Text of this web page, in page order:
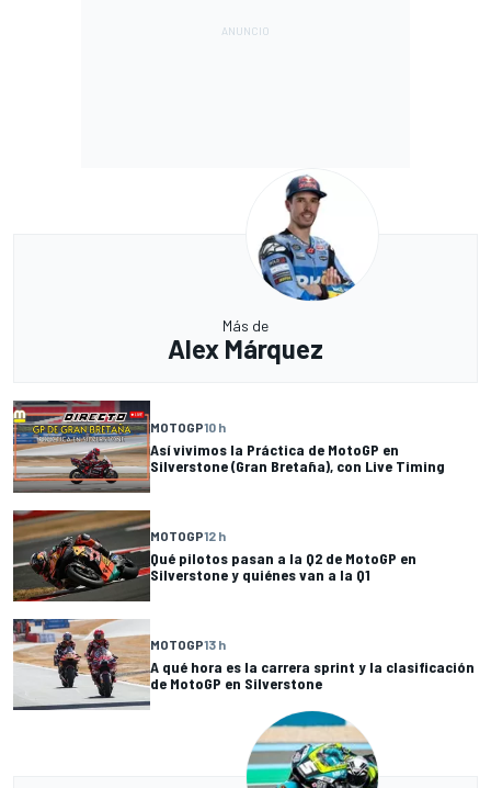
Más de
Alex Márquez
MOTOGP10 h
Así vivimos la Práctica de MotoGP en
Silverstone (Gran Bretaña), con Live Timing
MOTOGP12 h
Qué pilotos pasan a la Q2 de MotoGP en
Silverstone y quiénes van a la Q1
MOTOGP13 h
A qué hora es la carrera sprint y la clasificación
de MotoGP en Silverstone